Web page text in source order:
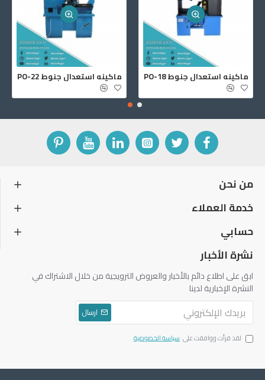
ماكينه استعدال جنوط PO-18 ماكينه استعدال جنوط PO-22
من نحن
خدمة العملاء
حسابي
نشرة الأخبار
ابق على اطلاع دائم بالأخبار والعروض الترويجية من خلال الاشتراك في
النشرة الإخبارية لدينا
ارسال
لقد قرأت ووافقت على سياسة الخصوصية